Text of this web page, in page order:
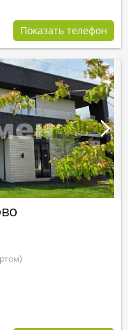
Показать телефон